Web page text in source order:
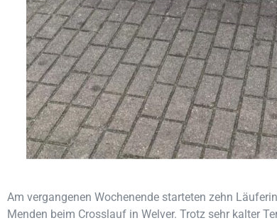
Am vergangenen Wochenende starteten zehn
Menden beim Crosslauf in Welver. Trotz sehr kalter